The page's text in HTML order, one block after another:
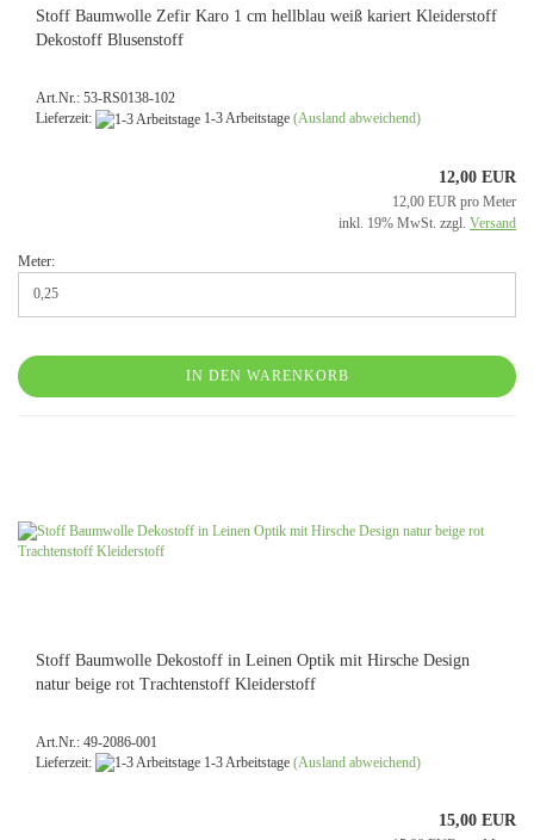
Stoff Baumwolle Zefir Karo 1 cm hellblau weiß kariert Kleiderstoff
Dekostoff Blusenstoff
Art.Nr.: 53-RS0138-102
Lieferzeit:
1-3 Arbeitstage (Ausland abweichend)
12,00 EUR
12,00 EUR pro Meter
inkl. 19% MwSt. zzgl. Versand
Meter:
IN DEN WARENKORB
Stoff Baumwolle Dekostoff in Leinen Optik mit Hirsche Design
natur beige rot Trachtenstoff Kleiderstoff
Art.Nr.: 49-2086-001
Lieferzeit:
1-3 Arbeitstage (Ausland abweichend)
15,00 EUR